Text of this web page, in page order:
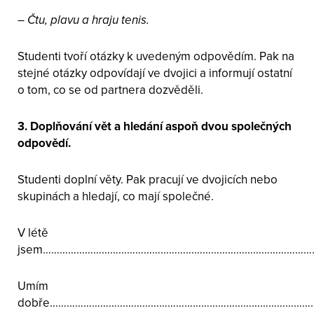
– Čtu, plavu a hraju tenis.
Studenti tvoří otázky k uvedeným odpovědím. Pak na
stejné otázky odpovídají ve dvojici a informují ostatní
o tom, co se od partnera dozvěděli.
3. Doplňování vět a hledání aspoň dvou společných
odpovědí.
Studenti doplní věty. Pak pracují ve dvojicích nebo
skupinách a hledají, co mají společné.
V létě
Umím